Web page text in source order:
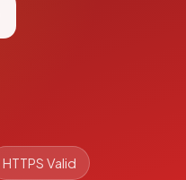
HTTPS Valid